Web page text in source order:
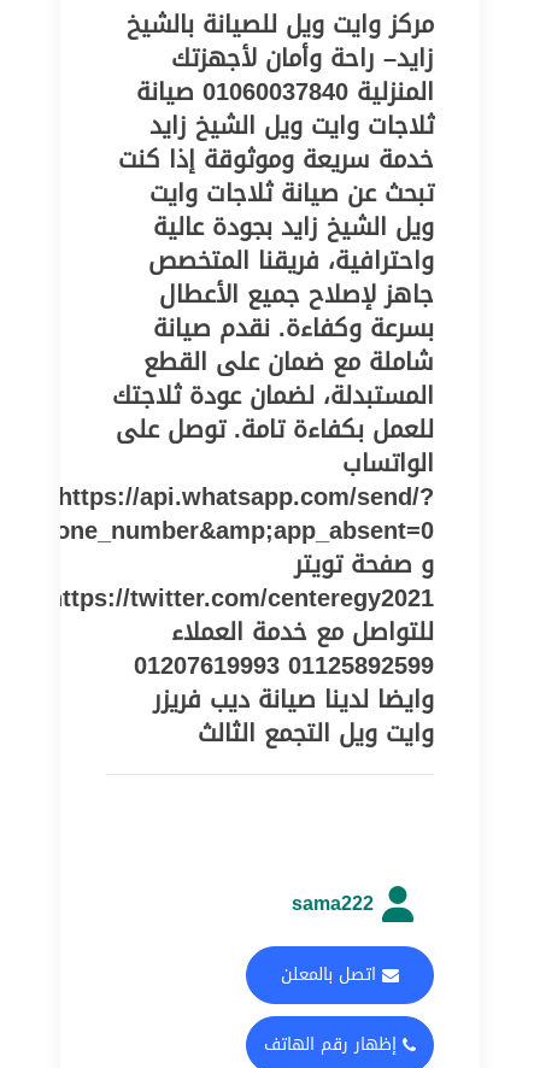
مركز وايت ويل للصيانة بالشيخ
زايد– راحة وأمان لأجهزتك
المنزلية 01060037840 صيانة
ثلاجات وايت ويل الشيخ زايد
خدمة سريعة وموثوقة إذا كنت
تبحث عن صيانة ثلاجات وايت
ويل الشيخ زايد بجودة عالية
واحترافية، فريقنا المتخصص
جاهز لإصلاح جميع الأعطال
بسرعة وكفاءة. نقدم صيانة
شاملة مع ضمان على القطع
المستبدلة، لضمان عودة ثلاجتك
للعمل بكفاءة تامة. توصل على
الواتساب
https://api.whatsapp.com/send/?
و صفحة تويتر
https://twitter.com/centeregy2021
للتواصل مع خدمة العملاء
01125892599 01207619993
وايضا لدينا صيانة ديب فريزر
وايت ويل التجمع الثالث
sama222
اتصل بالمعلن
إظهار رقم الهاتف